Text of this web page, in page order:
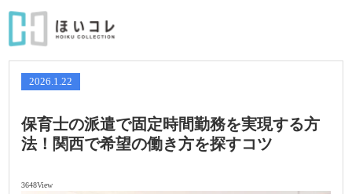
2026.1.22
保育士の派遣で固定時間勤務を実現する方
法！関西で希望の働き方を探すコツ
3648View